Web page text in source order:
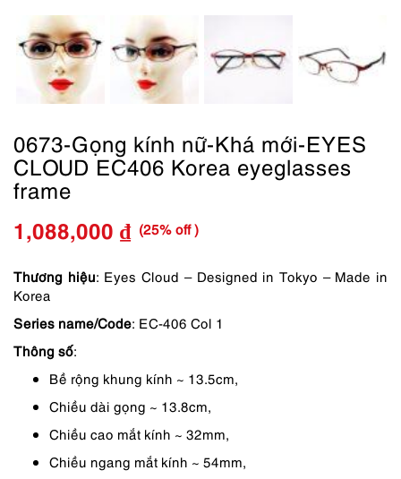
0673-Gọng kính nữ-Khá mới-EYES
CLOUD EC406 Korea eyeglasses
frame
Giá
gốc
1,088,000 ₫
Giá
hiện
(25% off )
Thương hiệu: Eyes Cloud – Designed in Tokyo – Made in
Korea
Series name/Code: EC-406 Col 1
Thông số:
Bề rộng khung kính ~ 13.5cm,
Chiều dài gọng ~ 13.8cm,
Chiều cao mắt kính ~ 32mm,
Chiều ngang mắt kính ~ 54mm,